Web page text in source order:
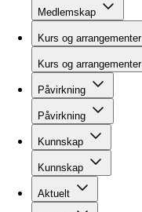
Medlemskap
Kurs og arrangementer
Kurs og arrangementer
Påvirkning
Påvirkning
Kunnskap
Kunnskap
Aktuelt